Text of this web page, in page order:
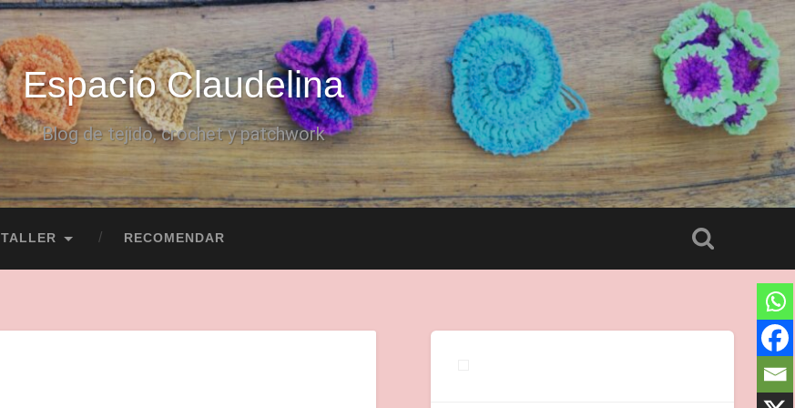
Espacio Claudelina
Blog de tejido, crochet y patchwork
TALLER RECOMENDAR